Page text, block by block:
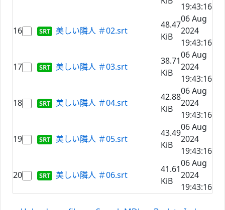
19:43:16
16 美しい隣人 ＃02.srt
48.47
KiB
06 Aug
2024
19:43:16
17 美しい隣人 ＃03.srt
38.71
KiB
06 Aug
2024
19:43:16
18 美しい隣人 ＃04.srt
42.88
KiB
06 Aug
2024
19:43:16
19 美しい隣人 ＃05.srt
43.49
KiB
06 Aug
2024
19:43:16
20 美しい隣人 ＃06.srt
41.61
KiB
06 Aug
2024
19:43:16